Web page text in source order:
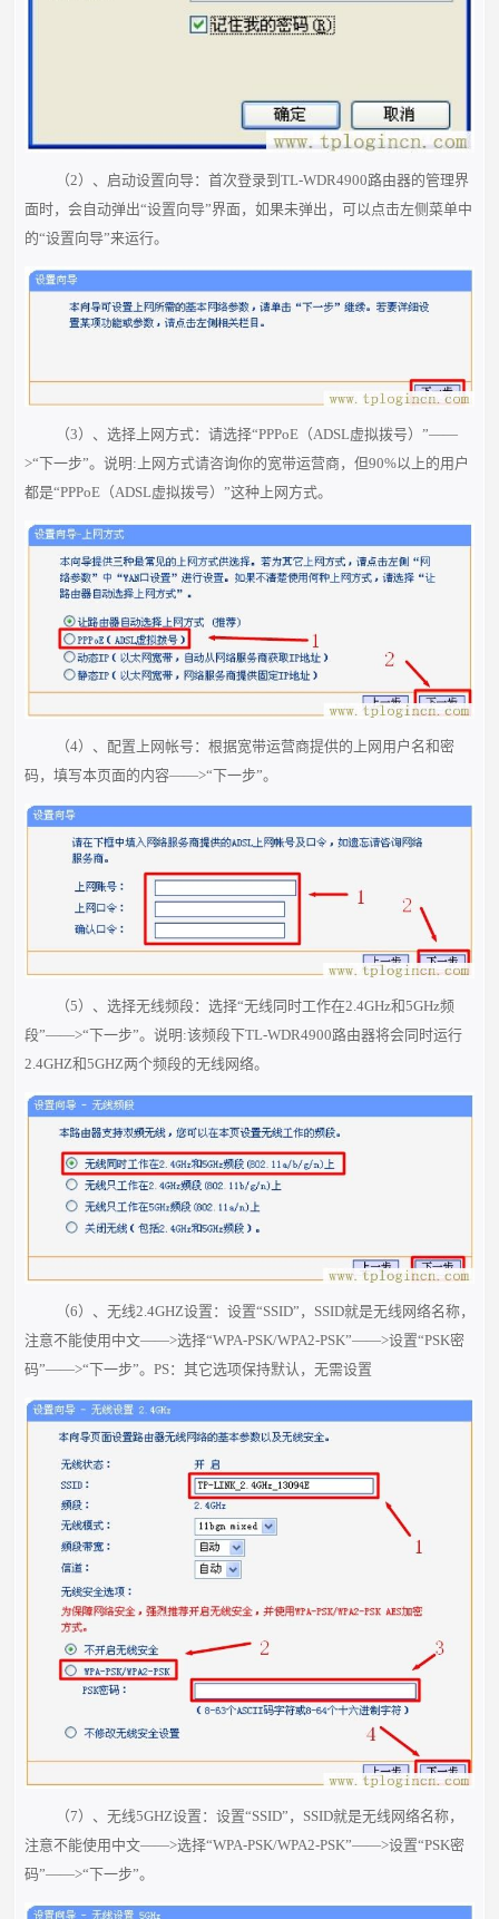
（2）、启动设置向导：首次登录到TL-WDR4900路由器的管理界
面时，会自动弹出“设置向导”界面，如果未弹出，可以点击左侧菜单中
的“设置向导”来运行。
（3）、选择上网方式：请选择“PPPoE（ADSL虚拟拨号）”——
>“下一步”。说明:上网方式请咨询你的宽带运营商，但90%以上的用户
都是“PPPoE（ADSL虚拟拨号）”这种上网方式。
（4）、配置上网帐号：根据宽带运营商提供的上网用户名和密
码，填写本页面的内容——>“下一步”。
（5）、选择无线频段：选择“无线同时工作在2.4GHz和5GHz频
段”——>“下一步”。说明:该频段下TL-WDR4900路由器将会同时运行
2.4GHZ和5GHZ两个频段的无线网络。
（6）、无线2.4GHZ设置：设置“SSID”，SSID就是无线网络名称，
注意不能使用中文——>选择“WPA-PSK/WPA2-PSK”——>设置“PSK密
码”——>“下一步”。PS：其它选项保持默认，无需设置
（7）、无线5GHZ设置：设置“SSID”，SSID就是无线网络名称，
注意不能使用中文——>选择“WPA-PSK/WPA2-PSK”——>设置“PSK密
码”——>“下一步”。